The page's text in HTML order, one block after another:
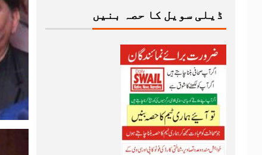
ڈیلی سویل کا حصہ بنیں